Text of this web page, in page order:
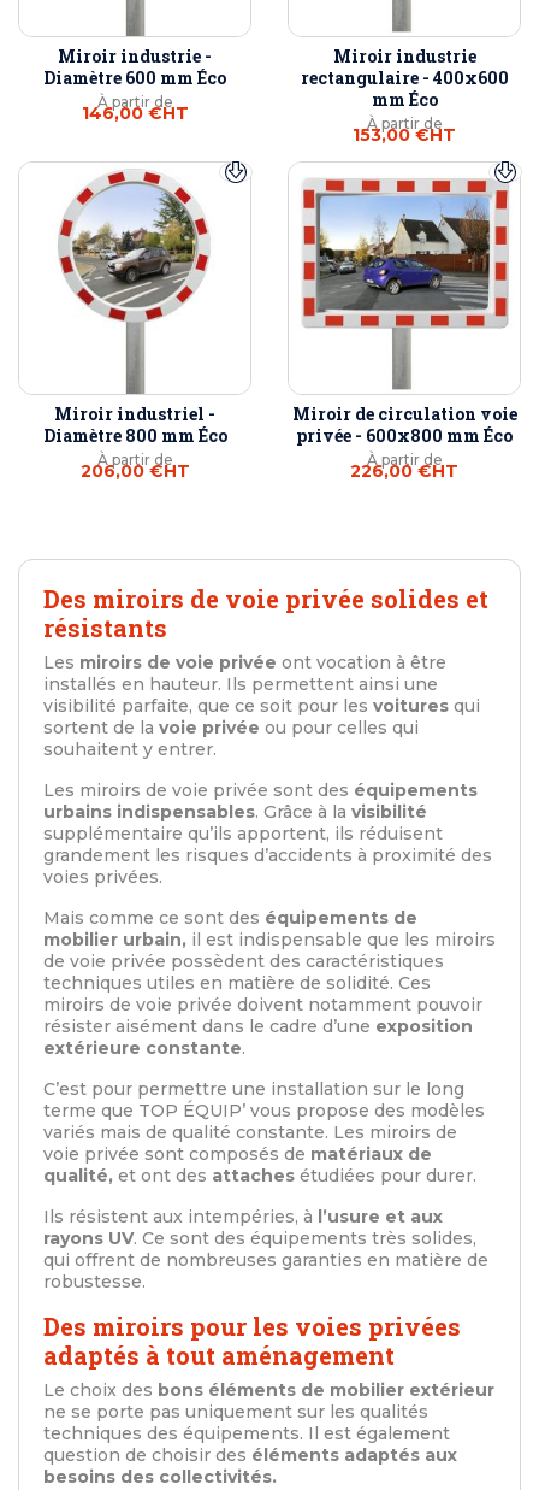
Miroir industrie -
Diamètre 600 mm Éco
À partir de
146,00 €HT
Miroir industrie
rectangulaire - 400x600
mm Éco
À partir de
153,00 €HT
Miroir industriel -
Diamètre 800 mm Éco
À partir de
206,00 €HT
Miroir de circulation voie
privée - 600x800 mm Éco
À partir de
226,00 €HT
Des miroirs de voie privée solides et
résistants
Les miroirs de voie privée ont vocation à être
installés en hauteur. Ils permettent ainsi une
visibilité parfaite, que ce soit pour les voitures qui
sortent de la voie privée ou pour celles qui
souhaitent y entrer.
Les miroirs de voie privée sont des équipements
urbains indispensables. Grâce à la visibilité
supplémentaire qu’ils apportent, ils réduisent
grandement les risques d’accidents à proximité des
voies privées.
Mais comme ce sont des équipements de
mobilier urbain, il est indispensable que les miroirs
de voie privée possèdent des caractéristiques
techniques utiles en matière de solidité. Ces
miroirs de voie privée doivent notamment pouvoir
résister aisément dans le cadre d’une exposition
extérieure constante.
C’est pour permettre une installation sur le long
terme que TOP ÉQUIP’ vous propose des modèles
variés mais de qualité constante. Les miroirs de
voie privée sont composés de matériaux de
qualité, et ont des attaches étudiées pour durer.
Ils résistent aux intempéries, à l’usure et aux
rayons UV. Ce sont des équipements très solides,
qui offrent de nombreuses garanties en matière de
robustesse.
Des miroirs pour les voies privées
adaptés à tout aménagement
Le choix des bons éléments de mobilier extérieur
ne se porte pas uniquement sur les qualités
techniques des équipements. Il est également
question de choisir des éléments adaptés aux
besoins des collectivités.